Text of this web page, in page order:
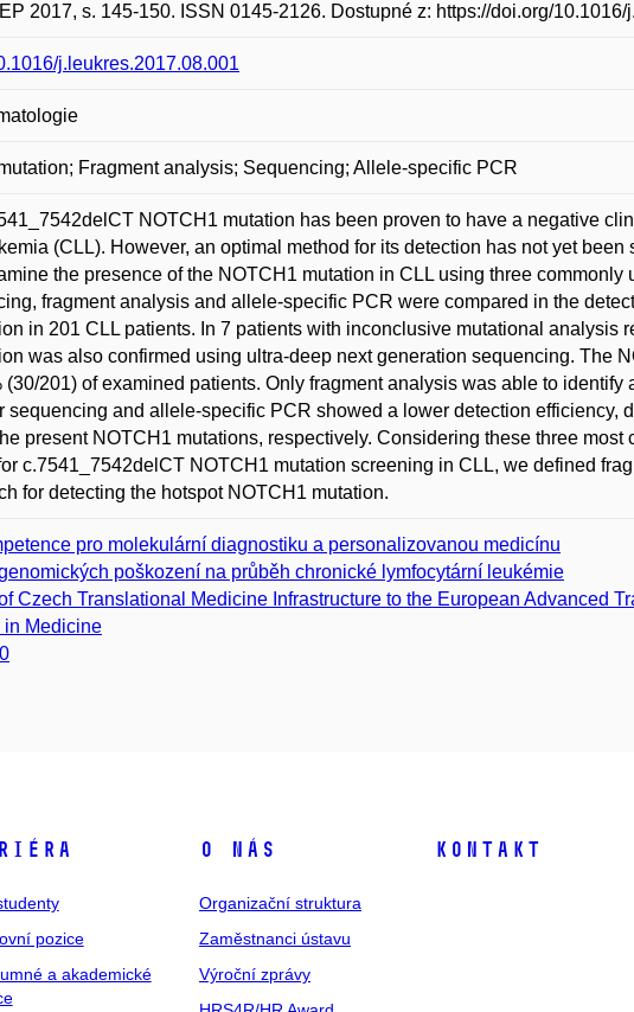
2017, s. 145-150. ISSN 0145-2126. Dostupné z: https://doi.org/
j.leukres.2017.08.001
Fragment analysis; Sequencing; Allele-specific PCR
NOTCH1 mutation has been proven to have a negative
(CLL). However, an optimal method for its detection has not yet been
the presence of the NOTCH1 mutation in CLL using three commonly
fragment analysis and allele-specific PCR were compared in the
in 201 CLL patients. In 7 patients with inconclusive mutational analysis
was also confirmed using ultra-deep next generation sequencing. The
(30/201) of examined patients. Only fragment analysis was able to identify
sequencing and allele-specific PCR showed a lower detection efficiency,
present NOTCH1 mutations, respectively. Considering these three most
c.7541_7542delCT NOTCH1 mutation screening in CLL, we defined
for detecting the hotspot NOTCH1 mutation.
pro molekulární diagnostiku a personalizovanou medicínu
poškození na průběh chronické lymfocytární leukémie
Czech Translational Medicine Infrastructure to the European Advanced
in Medicine
pozice
a akademické
O nás
Organizační struktura
Zaměstnanci ústavu
Výroční zprávy
Kontakt